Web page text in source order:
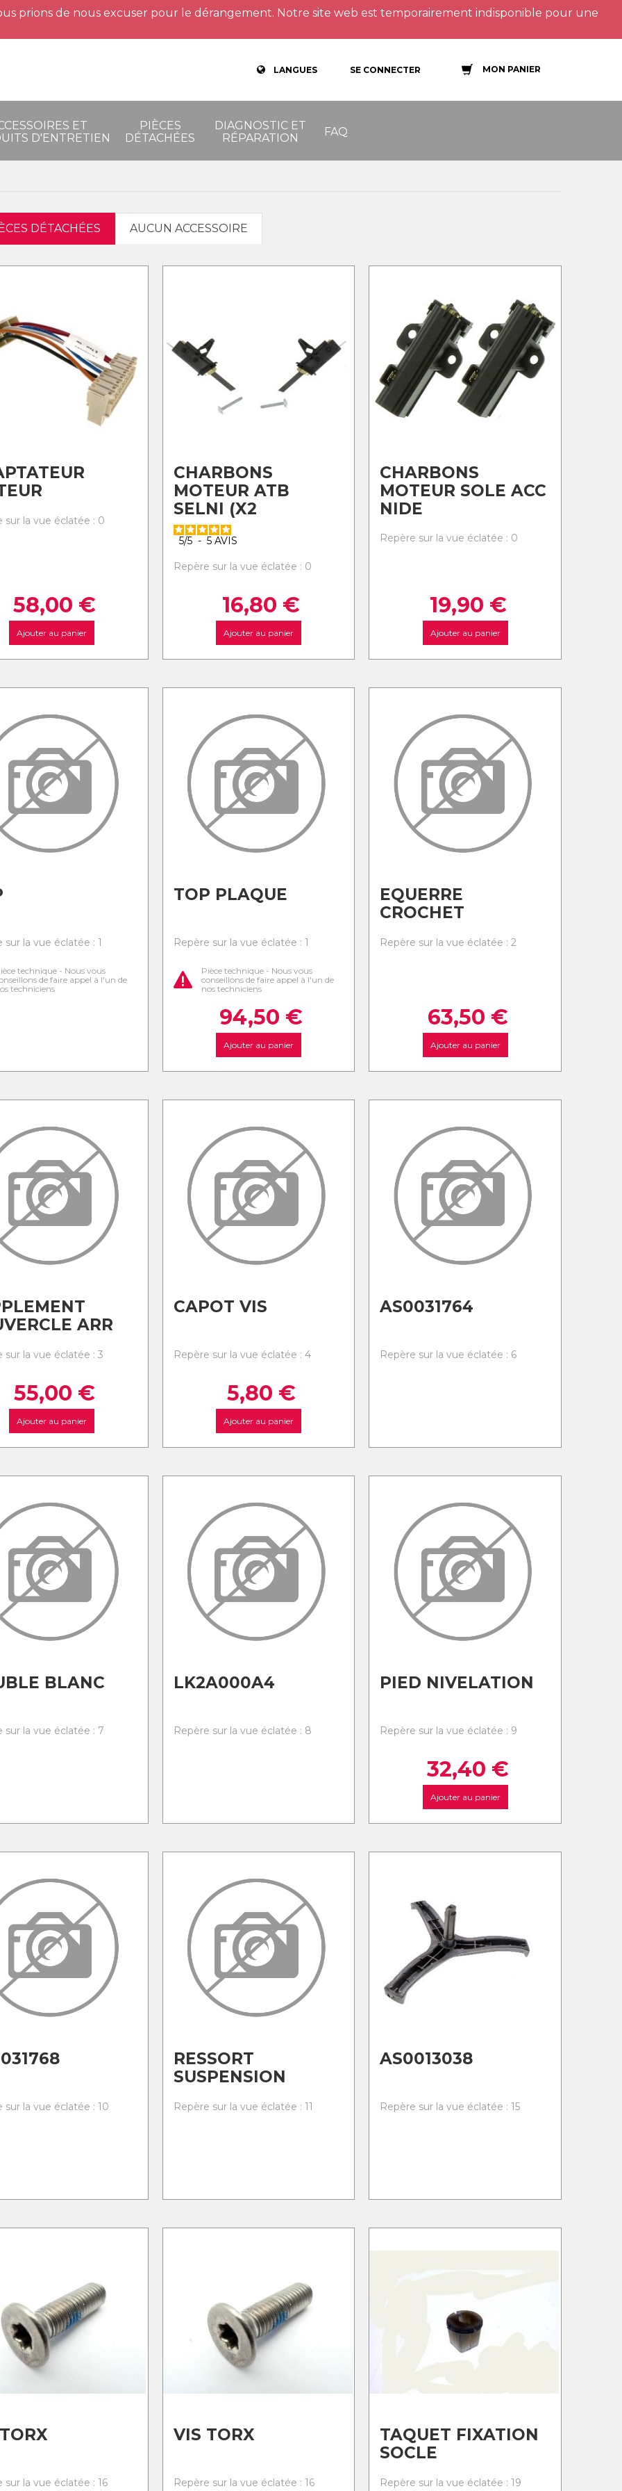
prions de nous excuser pour le dérangement. Notre site web est temporairement indisponible pour une
LANGUES SE CONNECTER MON PANIER
ET
D'ENTRETIEN
PIÈCES
DÉTACHÉES
DIAGNOSTIC ET
RÉPARATION
FAQ
DÉTACHÉES AUCUN ACCESSOIRE
sur la vue éclatée : 0
58,00 €
Ajouter au panier
CHARBONS
MOTEUR ATB
SELNI (X2
5/5 - 5 AVIS
Repère sur la vue éclatée : 0
16,80 €
Ajouter au panier
CHARBONS
MOTEUR SOLE ACC
NIDE
Repère sur la vue éclatée : 0
19,90 €
Ajouter au panier
sur la vue éclatée : 1
technique - Nous vous
de faire appel à l'un de
techniciens
TOP PLAQUE
Repère sur la vue éclatée : 1
Pièce technique - Nous vous
conseillons de faire appel à l'un de
nos techniciens
94,50 €
Ajouter au panier
EQUERRE
CROCHET
Repère sur la vue éclatée : 2
63,50 €
Ajouter au panier
ARR
sur la vue éclatée : 3
55,00 €
Ajouter au panier
CAPOT VIS
Repère sur la vue éclatée : 4
5,80 €
Ajouter au panier
AS0031764
Repère sur la vue éclatée : 6
BLANC
sur la vue éclatée : 7
LK2A000A4
Repère sur la vue éclatée : 8
PIED NIVELATION
Repère sur la vue éclatée : 9
32,40 €
Ajouter au panier
sur la vue éclatée : 10
RESSORT
SUSPENSION
Repère sur la vue éclatée : 11
AS0013038
Repère sur la vue éclatée : 15
sur la vue éclatée : 16
VIS TORX
Repère sur la vue éclatée : 16
TAQUET FIXATION
SOCLE
Repère sur la vue éclatée : 19